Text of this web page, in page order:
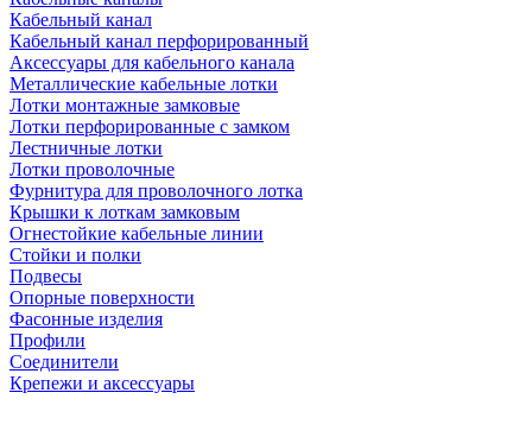
Кабельный канал
Кабельный канал перфорированный
Аксессуары для кабельного канала
Металлические кабельные лотки
Лотки монтажные замковые
Лотки перфорированные с замком
Лестничные лотки
Лотки проволочные
Фурнитура для проволочного лотка
Крышки к лоткам замковым
Огнестойкие кабельные линии
Стойки и полки
Подвесы
Опорные поверхности
Фасонные изделия
Профили
Соединители
Крепежи и аксессуары